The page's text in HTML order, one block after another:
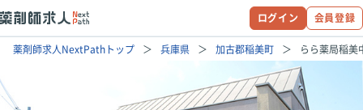
ログイン 会員登録
薬剤師求人NextPathトップ 兵庫県 加古郡稲美町 らら薬局稲美